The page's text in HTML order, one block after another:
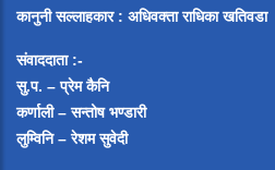
कानुनी सल्लाहकार : अधिवक्ता राधिका खतिवडा
संवाददाता :-
सु.प. – प्रेम कैनि
कर्णाली – सन्तोष भण्डारी
लुम्विनि – रेशम सुवेदी